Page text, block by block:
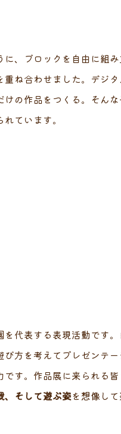
、ブロックを自由に組み
ね合わせました。デジ
の作品をつくる。そん
ています。
代表する表現活動です
方を考えてプレゼンテ
す。作品展に来られる
、そして遊ぶ姿を想像し